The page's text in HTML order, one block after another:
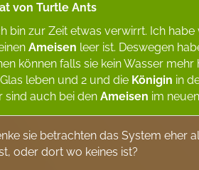
von Turtle Ants
bin zur Zeit etwas verwirrt. Ich
Ameisen leer ist. Deswegen
können falls sie kein Wasser
leben und 2 und die Königin in
sind auch bei denAmeisen im
sie betrachten das System eher
oder dort wo keines ist?